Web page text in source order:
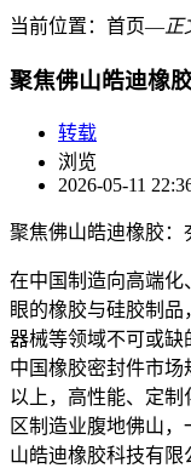
当前位置： 首页―正
聚焦佛山皓迪橡
转载
浏览
2026-05-11
聚焦佛山皓迪橡胶：
在中国制造向高端化
眼的橡胶与硅胶制
器械等领域不可或缺
中国橡胶密封件市场
以上，高性能、定
区制造业腹地佛山
山皓迪橡胶科技有